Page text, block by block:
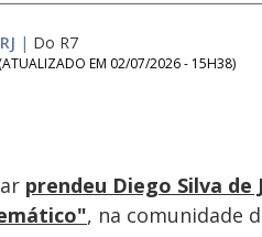
| Do R7
(ATUALIZADO EM 02/07/2026 - 15H38)
prendeu Diego Silva de
, na comunidade